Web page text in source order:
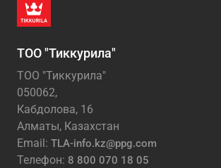
ТОО "Тиккурила"
ТОО "Тиккурила"
050062,
Кабдолова, 16
Алматы, Казахстан
Email: TLA-info.kz@ppg.com
Телефон: 8 800 070 18 05